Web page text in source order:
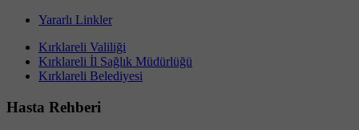
Yararlı Linkler
Kırklareli Valiliği
Kırklareli İl Sağlık Müdürlüğü
Kırklareli Belediyesi
Hasta Rehberi